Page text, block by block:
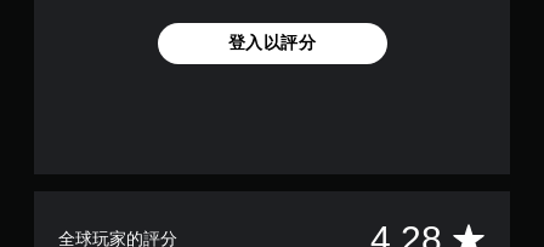
登入以評分
全球玩家的評分
平